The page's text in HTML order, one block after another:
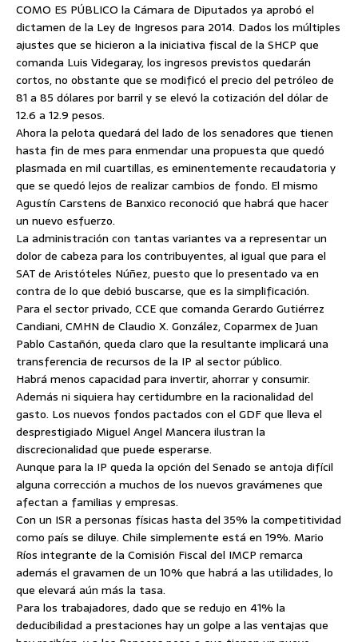
COMO ES PÚBLICO la Cámara de Diputados ya aprobó el
dictamen de la Ley de Ingresos para 2014. Dados los múltiples
ajustes que se hicieron a la iniciativa fiscal de la SHCP que
comanda Luis Videgaray, los ingresos previstos quedarán
cortos, no obstante que se modificó el precio del petróleo de
81 a 85 dólares por barril y se elevó la cotización del dólar de
12.6 a 12.9 pesos.
Ahora la pelota quedará del lado de los senadores que tienen
hasta fin de mes para enmendar una propuesta que quedó
plasmada en mil cuartillas, es eminentemente recaudatoria y
que se quedó lejos de realizar cambios de fondo. El mismo
Agustín Carstens de Banxico reconoció que habrá que hacer
un nuevo esfuerzo.
La administración con tantas variantes va a representar un
dolor de cabeza para los contribuyentes, al igual que para el
SAT de Aristóteles Núñez, puesto que lo presentado va en
contra de lo que debió buscarse, que es la simplificación.
Para el sector privado, CCE que comanda Gerardo Gutiérrez
Candiani, CMHN de Claudio X. González, Coparmex de Juan
Pablo Castañón, queda claro que la resultante implicará una
transferencia de recursos de la IP al sector público.
Habrá menos capacidad para invertir, ahorrar y consumir.
Además ni siquiera hay certidumbre en la racionalidad del
gasto. Los nuevos fondos pactados con el GDF que lleva el
desprestigiado Miguel Angel Mancera ilustran la
discrecionalidad que puede esperarse.
Aunque para la IP queda la opción del Senado se antoja difícil
alguna corrección a muchos de los nuevos gravámenes que
afectan a familias y empresas.
Con un ISR a personas físicas hasta del 35% la competitividad
como país se diluye. Chile simplemente está en 19%. Mario
Ríos integrante de la Comisión Fiscal del IMCP remarca
además el gravamen de un 10% que habrá a las utilidades, lo
que elevará aún más la tasa.
Para los trabajadores, dado que se redujo en 41% la
deducibilidad a prestaciones hay un golpe a las ventajas que